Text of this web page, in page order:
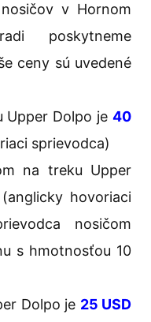
v Hornom
poskytneme
ceny sú uvedené
Upper Dolpo je 40
sprievodca)
na treku Upper
hovoriaci
nosičom
s hmotnosťou 10
Dolpo je 25 USD